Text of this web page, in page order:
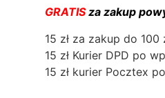
GRATISza zakup
15 zł za zakup do 100
15 zł Kurier DPD po
15 zł kurier Pocztex